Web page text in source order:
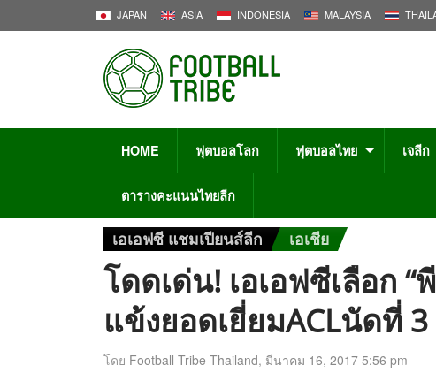
JAPAN ASIA INDONESIA MALAYSIA
HOME ฟุตบอลโลก ฟุตบอลไทย เจลีก
ตารางคะแนนไทยลีก
เอเอฟซี แชมเปียนส์ลีก เอเชีย
โดดเด่น! เอเอฟซีเลือก
แข้งยอดเยี่ยมACLนัดที่ 3
โดย Football Tribe Thailand, มีนาคม 16, 2017 5:56 pm